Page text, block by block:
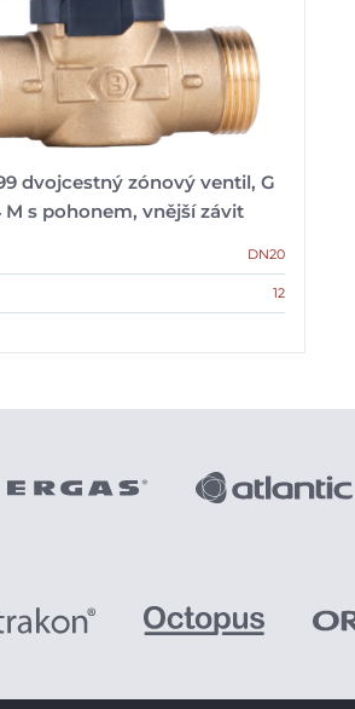
dvojcestný zónový ventil, G
M s pohonem, vnější závit
DN20
12